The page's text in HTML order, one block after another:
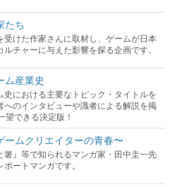
たち
受けた作家さんに取材し、ゲームが日本
チャーに与えた影響を探る企画です。
ム産業史
史における主要なトピック・タイトルを
へのインタビューや識者による解説を掲
望できる決定版！
ームクリエイターの青春〜
箸』等で知られるマンガ家・田中圭一先
ートマンガです。